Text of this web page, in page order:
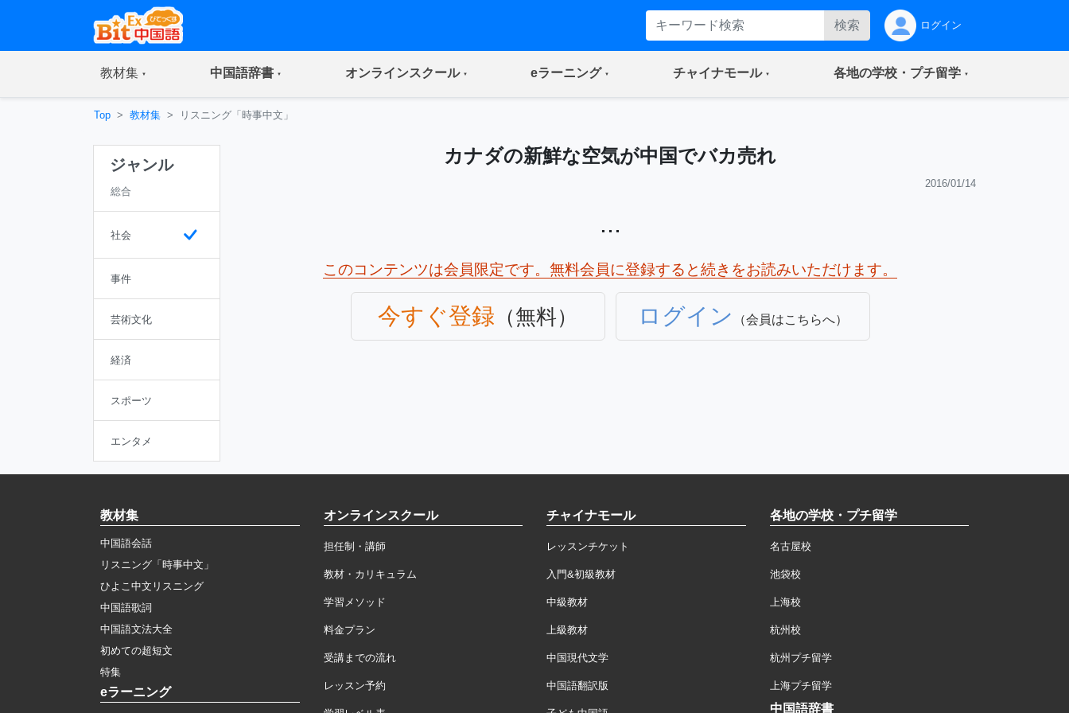
検索 ログイン
教材集(current) 中国語辞書(current) オンラインスクール(current) eラーニング(current) チャイナモール(current) 各地の学校・プチ留学(current)
Top 教材集 リスニング「時事中文」
ジャンル
総合
社会
事件
芸術文化
経済
スポーツ
エンタメ
カナダの新鮮な空気が中国でバカ売れ
2016/01/14
...
このコンテンツは会員限定です。無料会員に登録すると続きをお読みいただけます。
今すぐ登録 （無料） ログイン （会員はこちらへ）
教材集
中国語会話
リスニング「時事中文」
ひよこ中文リスニング
中国語歌詞
中国語文法大全
初めての超短文
特集
eラーニング
オンラインスクール
担任制・講師
教材・カリキュラム
学習メソッド
料金プラン
受講までの流れ
レッスン予約
チャイナモール
レッスンチケット
入門&初級教材
中級教材
上級教材
中国現代文学
中国語翻訳版
各地の学校・プチ留学
名古屋校
池袋校
上海校
杭州校
杭州プチ留学
上海プチ留学
中国語辞書